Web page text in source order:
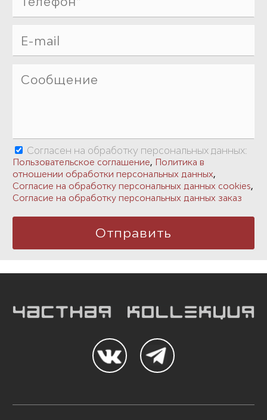
Согласен на обработку персональных данных:
Пользовательское соглашение, Политика в
отношении обработки персональных данных,
Согласие на обработку персональных данных cookies,
Согласие на обработку персональных данных заказ